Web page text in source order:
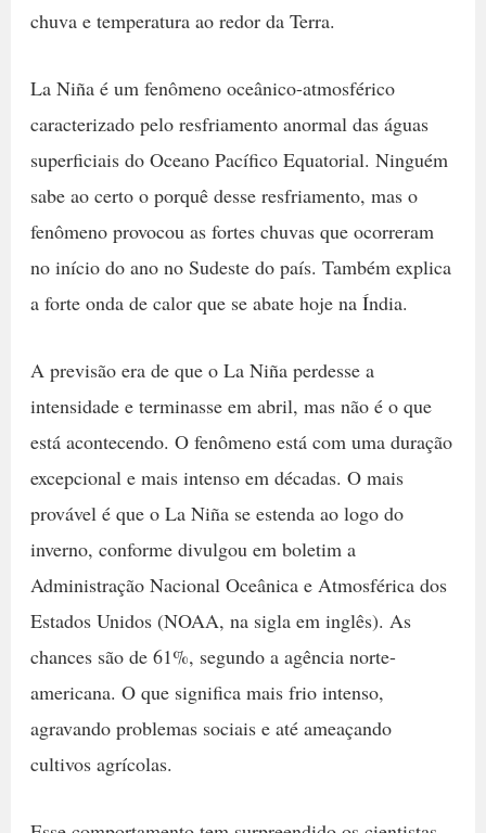
chuva e temperatura ao redor da Terra.
La Niña é um fenômeno oceânico-atmosférico
caracterizado pelo resfriamento anormal das águas
superficiais do Oceano Pacífico Equatorial. Ninguém
sabe ao certo o porquê desse resfriamento, mas o
fenômeno provocou as fortes chuvas que ocorreram
no início do ano no Sudeste do país. Também explica
a forte onda de calor que se abate hoje na Índia.
A previsão era de que o La Niña perdesse a
intensidade e terminasse em abril, mas não é o que
está acontecendo. O fenômeno está com uma duração
excepcional e mais intenso em décadas. O mais
provável é que o La Niña se estenda ao logo do
inverno, conforme divulgou em boletim a
Administração Nacional Oceânica e Atmosférica dos
Estados Unidos (NOAA, na sigla em inglês). As
chances são de 61%, segundo a agência norte-
americana. O que significa mais frio intenso,
agravando problemas sociais e até ameaçando
cultivos agrícolas.